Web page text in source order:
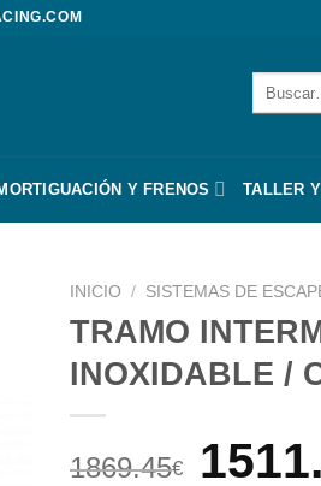
Y FRENOS TALLER
INICIO / SISTEMAS DE
TRAMO
INOXIDABLE /
1869.45€
El